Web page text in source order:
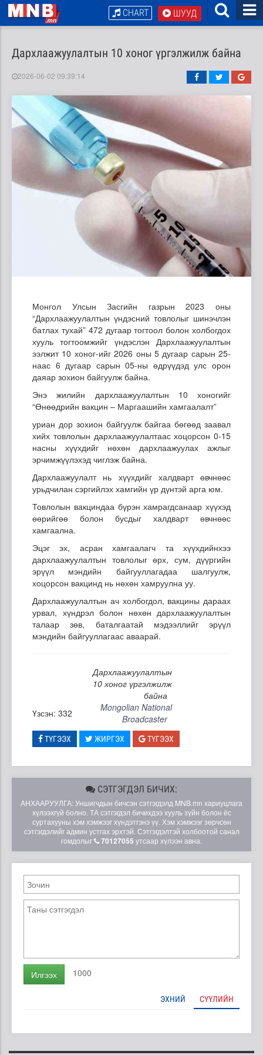
ШУУД
CHART
Дархлаажуулалтын 10 хоног үргэлжилж байна
2026-06-02 09:39:14
Монгол Улсын Засгийн газрын 2023 оны
“Дархлаажуулалтын үндэсний товлолыг шинэчлэн
батлах тухай” 472 дугаар тогтоол болон холбогдох
хууль тогтоомжийг үндэслэн Дархлаажуулалтын
ээлжит 10 хоног-ийг 2026 оны 5 дугаар сарын 25-
наас 6 дугаар сарын 05-ны өдрүүдэд улс орон
даяар зохион байгуулж байна.
Энэ жилийн дархлаажуулалтын 10 хоногийг
“Өнөөдрийн вакцин – Маргаашийн хамгаалалт”
уриан дор зохион байгуулж байгаа бөгөөд заавал
хийх товлолын дархлаажуулалтаас хоцорсон 0-15
насны хүүхдийг нөхөн дархлаажуулах ажлыг
эрчимжүүлэхэд чиглэж байна.
Дархлаажуулалт нь хүүхдийг халдварт өвчнөөс
урьдчилан сэргийлэх хамгийн үр дүнтэй арга юм.
Товлолын вакциндаа бүрэн хамрагдсанаар хүүхэд
өөрийгөө болон бусдыг халдварт өвчнөөс
хамгаална.
Эцэг эх, асран хамгаалагч та хүүхдийнхээ
дархлаажуулалтын товлолыг өрх, сум, дүүргийн
эрүүл мэндийн байгууллагадаа шалгуулж,
хоцорсон вакцинд нь нөхөн хамруулна уу.
Дархлаажуулалтын ач холбогдол, вакцины дараах
урвал, хүндрэл болон нөхөн дархлаажуулалтын
талаар зөв, баталгаатай мэдээллийг эрүүл
мэндийн байгууллагаас аваарай.
Дархлаажуулалтын
10 хоног үргэлжилж
байна
Үзсэн: 332
Mongolian National
Broadcaster
ТҮГЭЭХ ЖИРГЭХ ТҮГЭЭХ
СЭТГЭГДЭЛ БИЧИХ:
АНХААРУУЛГА: Уншигчдын бичсэн сэтгэгдэлд MNB.mn хариуцлага
хүлээхгүй болно. ТА сэтгэгдэл бичихдээ хууль зүйн болон ёс
суртахууны хэм хэмжээг хүндэтгэнэ үү. Хэм хэмжээг зөрчсөн
сэтгэгдэлийг админ устгах эрхтэй. Сэтгэгдэлтэй холбоотой санал
гомдолыг
70127055 утсаар хүлээн авна.
Илгээх 1000
ЭХНИЙ СҮҮЛИЙН